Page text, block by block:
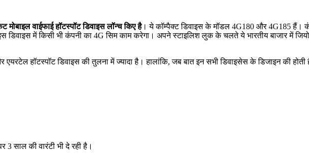
मोबाइल वाईफाई हॉटस्पॉट डिवाइस लॉन्च किए है। ये कॉम्पैक्ट डिवाइस के मॉडल 4G180 और 4G185 हैं।
डिवाइस में किसी भी कंपनी का 4G सिम काम करेगा। अपने स्टाइलिश लुक के चलते ये भारतीय बाजार में
एयरटेल हॉटस्पॉट डिवाइस की तुलना में ज्यादा है। हालांकि, जब बात इन सभी डिवाइसेस के डिजाइन की
3 साल की वारंटी भी दे रही है।